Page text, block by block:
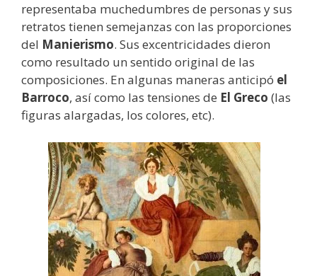
representaba muchedumbres de personas y sus
retratos tienen semejanzas con las proporciones
del Manierismo. Sus excentricidades dieron
como resultado un sentido original de las
composiciones. En algunas maneras anticipó el
Barroco, así como las tensiones de El Greco (las
figuras alargadas, los colores, etc).